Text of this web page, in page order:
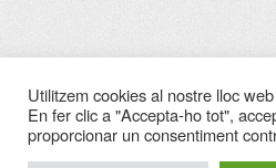
Utilitzem cookies al nostre lloc
En fer clic a "Accepta-ho tot",
proporcionar un consentiment